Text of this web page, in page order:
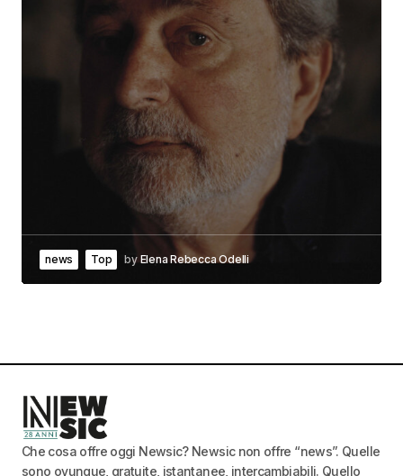
news Top by Elena Rebecca Odelli
Che cosa offre oggi Newsic? Newsic non offre “news”. Quelle
sono ovunque, gratuite, istantanee, intercambiabili. Quello